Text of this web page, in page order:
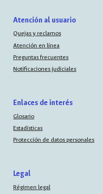
Atención al usuario
Quejas y reclamos
Atención en línea
Preguntas frecuentes
Notificaciones judiciales
Enlaces de interés
Glosario
Estadísticas
Protección de datos personales
Legal
Régimen legal